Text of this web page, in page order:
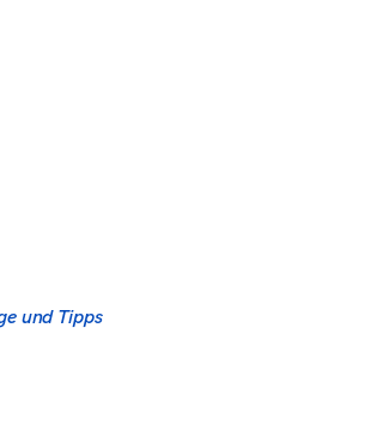
und Tipps